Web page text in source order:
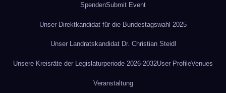
SpendenSubmit Event
Unser Direktkandidat für die Bundestagswahl 2025
Unser Landratskandidat Dr. Christian Steidl
Unsere Kreisräte der Legislaturperiode 2026-2032User ProfileVenues
Veranstaltung